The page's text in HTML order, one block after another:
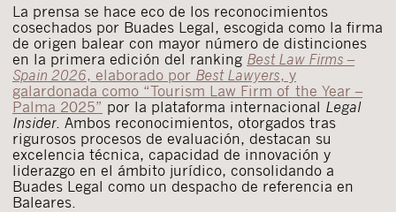
La prensa se hace eco de los reconocimientos
cosechados por Buades Legal, escogida como la firma
de origen balear con mayor número de distinciones
en la primera edición del ranking Best Law Firms –
Spain 2026, elaborado por Best Lawyers, y
galardonada como “Tourism Law Firm of the Year –
Palma 2025” por la plataforma internacional Legal
Insider. Ambos reconocimientos, otorgados tras
rigurosos procesos de evaluación, destacan su
excelencia técnica, capacidad de innovación y
liderazgo en el ámbito jurídico, consolidando a
Buades Legal como un despacho de referencia en
Baleares.